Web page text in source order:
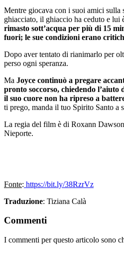
Mentre giocava con i suoi amici sulla
ghiacciato, il ghiaccio ha ceduto e lui
rimasto sott’acqua per più di 15
fuori; le sue condizioni erano
Dopo aver tentato di rianimarlo per
perso ogni speranza.
Ma Joyce continuò a pregare
pronto soccorso, chiedendo
il suo cuore non ha ripreso a
ti prego, manda il tuo Spirito Santo a
La regia del film è di Roxann
Nieporte.
Fonte: https://bit.ly/38RzrVz
Traduzione: Tiziana Calà
Commenti
I commenti per questo articolo sono